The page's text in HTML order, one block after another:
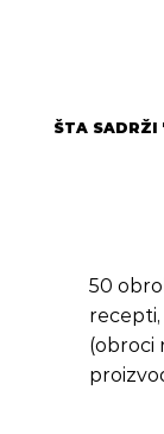
ŠTA SADRŽI
50
recepti,
(obroci